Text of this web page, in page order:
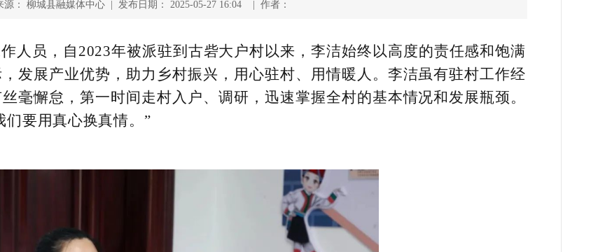
源： 柳城县融媒体中心 | 发布日期： 2025-05-27 16:04 | 作者：
人员，自2023年被派驻到古砦大户村以来，李洁始终以高度的责任感和饱满
发展产业优势，助力乡村振兴，用心驻村、用情暖人。李洁虽有驻村工作经
毫懈怠，第一时间走村入户、调研，迅速掌握全村的基本情况和发展瓶颈。
们要用真心换真情。”